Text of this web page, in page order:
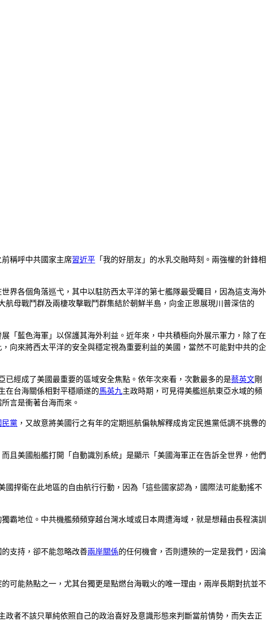
稱呼中共國家主席習近平 「我的好朋友」的水乳交融時刻。兩強權的針鋒相
界各個角落巡弋，其中以駐防西太平洋的第七艦隊最受矚目，因為這支海外
母戰鬥群及兩棲攻擊戰鬥群集結於朝鮮半島，向金正恩展現川普深信的
「藍色海軍」以保護其海外利益。近年來，中共積極向外展示軍力，除了在
向來將西太平洋的安全與穩定視為重要利益的美國，當然不可能對中共的企
已經成了美國最重要的區域安全焦點。依年次來看，次數最多的是蔡英文剛
在台海關係相對平穩順遂的馬英九主政時期，可見得美艦巡航東亞水域的頻
所言是衝著台海而來。
民黨 ，又故意將美國行之有年的定期巡航偏執解釋成肯定民進黨低調不挑釁的
且美國船艦打開「自動識別系統」是顯示「美國海軍正在告訴全世界，他們
捍衛在此地區的自由航行行動，因為「這些國家認為，國際法可能動搖不
霸地位。中共機艦頻頻穿越台灣水域或日本周遭海域，就是想藉由長程演訓
支持，卻不能忽略改善兩岸關係的任何機會，否則遭殃的一定是我們，因淪
可能熱點之一，尤其台獨更是點燃台海戰火的唯一理由，兩岸長期對抗並不
者不該只單純依照自己的政治喜好及意識形態來判斷當前情勢，而失去正